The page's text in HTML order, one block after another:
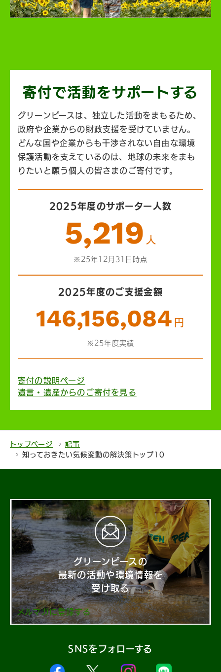
寄付で活動をサポートする
グリーンピースは、独立した活動をまもるため、
政府や企業からの財政支援を受けていません。
どんな国や企業からも干渉されない自由な環境
保護活動を支えているのは、地球の未来をまも
りたいと願う個人の皆さまのご寄付です。
2025年度のサポーター人数
5,219 人
※25年12月31日時点
2025年度のご支援金額
146,156,084 円
※25年度実績
寄付の説明ページ
遺言・遺産からのご寄付を見る
トップページ
記事
知っておきたい気候変動の解決策トップ10
グリーンピースの
最新の活動や環境情報を
受け取る
メルマガに登録する
SNSをフォローする